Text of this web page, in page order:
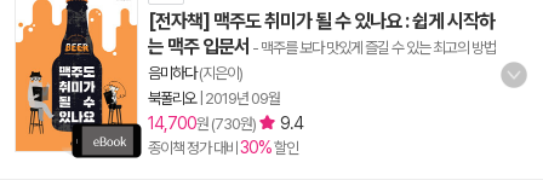
[전자책] 맥주도 취미가 될 수 있나요 : 쉽게 시작하
는 맥주 입문서 - 맥주를 보다 맛있게 즐길 수 있는 최고의 방법
음미하다(지은이)
북폴리오| 2019년 09월
14,700원 (730원) 9.4
종이책 정가 대비 30%할인